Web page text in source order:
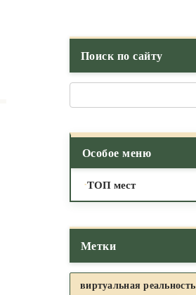
Поиск по сайту
Особое меню
ТОП мест
Метки
виртуальная реальность